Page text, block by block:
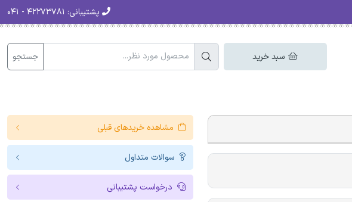
پشتیبانی:
سبد خرید جستجو
مشاهده خریدهای قبلی
سوالات متداول
درخواست پشتیبانی